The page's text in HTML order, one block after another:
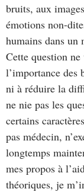
bruits, aux
émotions non-
humains dans un
Cette question
l’importance des
ni à réduire la
ne nie pas les
certains
pas médecin,
longtemps
mes propos à
théoriques, je